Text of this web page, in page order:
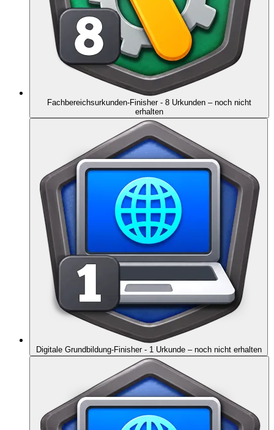
Fachbereichsurkunden-Finisher - 8 Urkunden – noch nicht
erhalten
Digitale Grundbildung-Finisher - 1 Urkunde – noch nicht erhalten